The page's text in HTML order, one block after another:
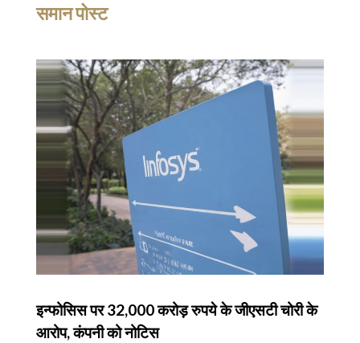
समान पोस्ट
इन्फोसिस पर 32,000 करोड़ रुपये के जीएसटी चोरी के
आरोप, कंपनी को नोटिस